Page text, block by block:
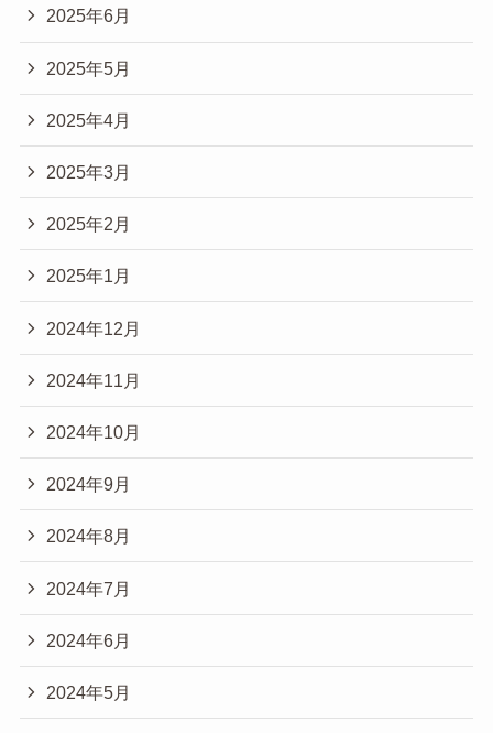
2025年6月
2025年5月
2025年4月
2025年3月
2025年2月
2025年1月
2024年12月
2024年11月
2024年10月
2024年9月
2024年8月
2024年7月
2024年6月
2024年5月